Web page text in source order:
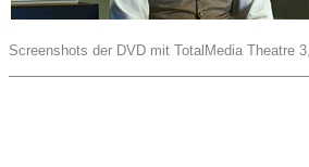
Screenshots der DVD mit TotalMedia Theatre